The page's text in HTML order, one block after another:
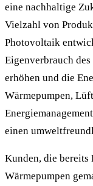
eine nachhaltige
Vielzahl von
Photovoltaik
Eigenverbrauch
erhöhen und die
Wärmepumpen,
einen
Kunden, die
Wärmepumpen